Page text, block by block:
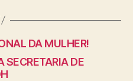
DA MULHER!
SECRETARIA DE